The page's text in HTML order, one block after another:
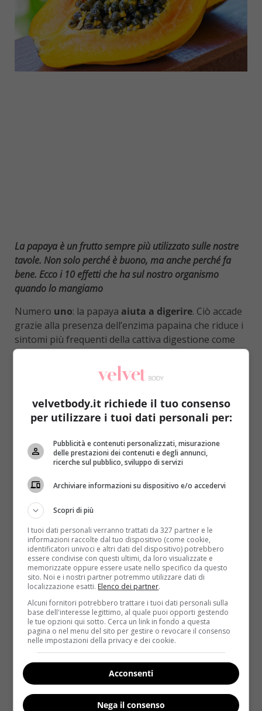
La papaya è un frutto sempre più utilizzato sulle nostre
tavole. Non solo perché è buono, ma anche perché fa
bene. Ecco i 10 effetti che ha sul nostro organismo
quando lo mangiamo
Numero uno: la papaya aiuta a digerire. Ciò accade
grazie alla presenza dell’enzima papaina che riduce i
sintomi più frequenti della cattiva digestione come
l’aria in eccesso e i dolori allo stomaco.Due: rafforza
il sistema immunitario. L’alto contenuto di vitamina C
fa si che la papaya sia in grado di contrastare
batteri.
velocizzare i movimenti intestinali.Quattro: i semi
della papaya sono anch’essi in grado di fornire un
importante aiuto al corpo infatti sono in grado di
contrastare i parassiti intestinali.Cinque: sempre
grazie alla presenza della papaina,
essere d’aiuto anche per tutte quelle donne che
soffrono dei fastidiosi dolori mestruali, in
particolare in presenza dei crampi.
: migliora l’aspetto della pelle.Le numerose
vitamine presenti nella papaya aiutano la pelle a
contrastano la formazione delle prime rughe.Sette
aiuta a dimagrire. Se aggiunta nell’ambito di una
sana alimentazione,la papaya è un valido alleata
per perdere peso più facilmente. Contiene poche
calorie ma al tempo stesso è ricca di fibre e altri
elementi essenziali.
velvetbody.it richiede il tuo consenso
per utilizzare i tuoi dati personali per:
Pubblicità e contenuti personalizzati, misurazione
delle prestazioni dei contenuti e degli annunci,
ricerche sul pubblico, sviluppo di servizi
Archiviare informazioni su dispositivo e/o accedervi
Scopri di più
I tuoi dati personali verranno trattati da 327 partner e le
informazioni raccolte dal tuo dispositivo (come cookie,
identificatori univoci e altri dati del dispositivo) potrebbero
essere condivise con questi ultimi, da loro visualizzate e
memorizzate oppure essere usate nello specifico da questo
sito. Noi e i nostri partner potremmo utilizzare dati di
localizzazione esatti. Elenco dei partner.
Alcuni fornitori potrebbero trattare i tuoi dati personali sulla
base dell'interesse legittimo, al quale puoi opporti gestendo
le tue opzioni qui sotto. Cerca un link in fondo a questa
pagina o nel menu del sito per gestire o revocare il consenso
nelle impostazioni della privacy e dei cookie.
Acconsenti
Nega il consenso